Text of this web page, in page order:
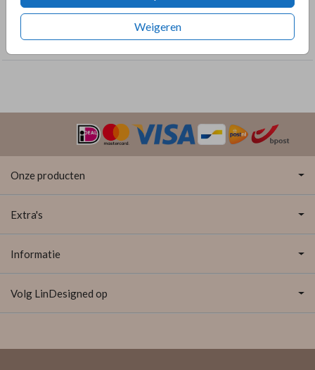
Weigeren
COLLECTIE
Meisje
Onze producten
Extra's
Informatie
Volg LinDesigned op